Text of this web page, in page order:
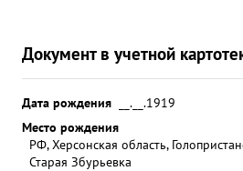
Документ в учетной
Дата рождения
__.__.1919
Место рождения
РФ, Херсонская область,
Старая Збурьевка